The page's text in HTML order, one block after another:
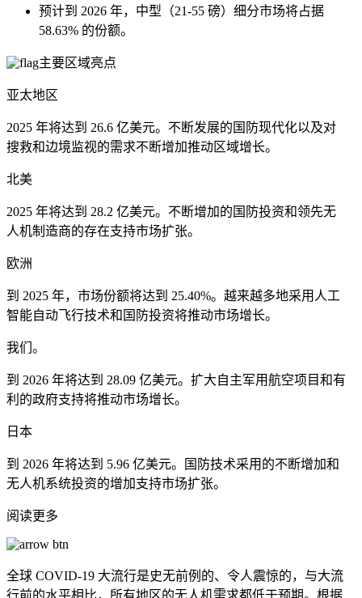
预计到 2026 年，中型（21-55 磅）细分市场将占据
58.63% 的份额。
主要区域亮点
亚太地区
2025 年将达到 26.6 亿美元。不断发展的国防现代化以及对
搜救和边境监视的需求不断增加推动区域增长。
北美
2025 年将达到 28.2 亿美元。不断增加的国防投资和领先无
人机制造商的存在支持市场扩张。
欧洲
到 2025 年，市场份额将达到 25.40%。越来越多地采用人工
智能自动飞行技术和国防投资将推动市场增长。
我们。
到 2026 年将达到 28.09 亿美元。扩大自主军用航空项目和有
利的政府支持将推动市场增长。
日本
到 2026 年将达到 5.96 亿美元。国防技术采用的不断增加和
无人机系统投资的增加支持市场扩张。
阅读更多
全球 COVID-19 大流行是史无前例的、令人震惊的，与大流